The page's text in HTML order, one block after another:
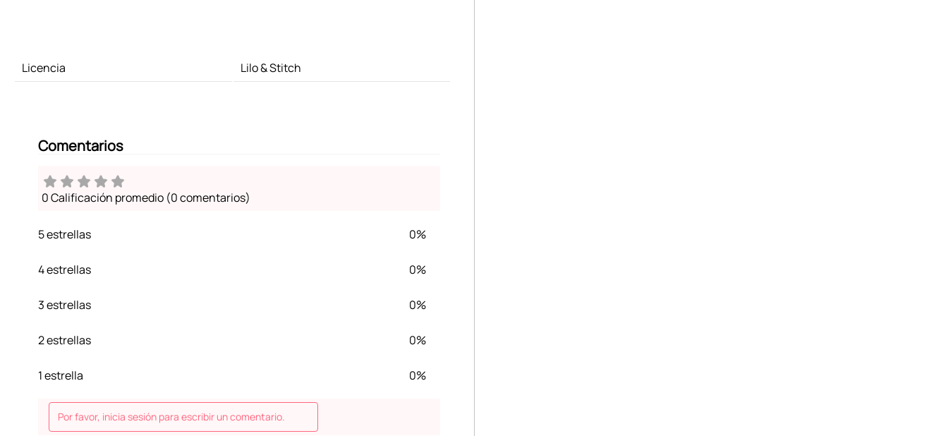
Licencia Lilo & Stitch
Comentarios
0 Calificación promedio (0 comentarios)
5 estrellas 0%
4 estrellas 0%
3 estrellas 0%
2 estrellas 0%
1 estrella 0%
Por favor, inicia sesión para escribir un comentario.